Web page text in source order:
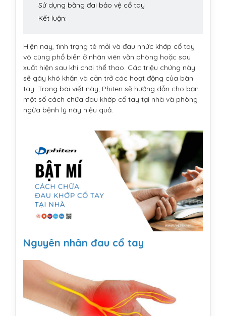
Sử dụng băng đai bảo vệ cổ tay
Kết luận:
Hiện nay, tình trạng tê mỏi và đau nhức khớp cổ tay
vô cùng phổ biến ở nhân viên văn phòng hoặc sau
xuất hiện sau khi chơi thể thao. Các triệu chứng này
sẽ gây khó khăn và cản trở các hoạt động của bàn
tay. Trong bài viết này, Phiten sẽ hướng dẫn cho bạn
một số cách chữa đau khớp cổ tay tại nhà và phòng
ngừa bệnh lý này hiệu quả.
Nguyên nhân đau cổ tay